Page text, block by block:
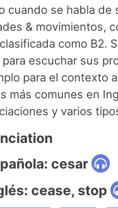
cuando se habla de
& movimientos,
como B2.
escuchar sus
para el contexto
más comunes en
y varios
cesar
cease, stop